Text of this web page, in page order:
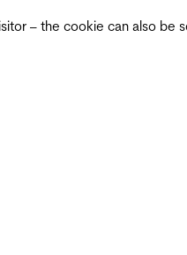
– the cookie can also be